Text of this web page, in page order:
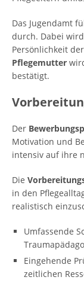
Das Jugendamt
durch. Dabei
Persönlichkeit
Pflegemutter
bestätigt.
Der
Motivation und
intensiv auf ihre
Die
in den
realistisch
Umfassende
Eingehende
zeitlichen